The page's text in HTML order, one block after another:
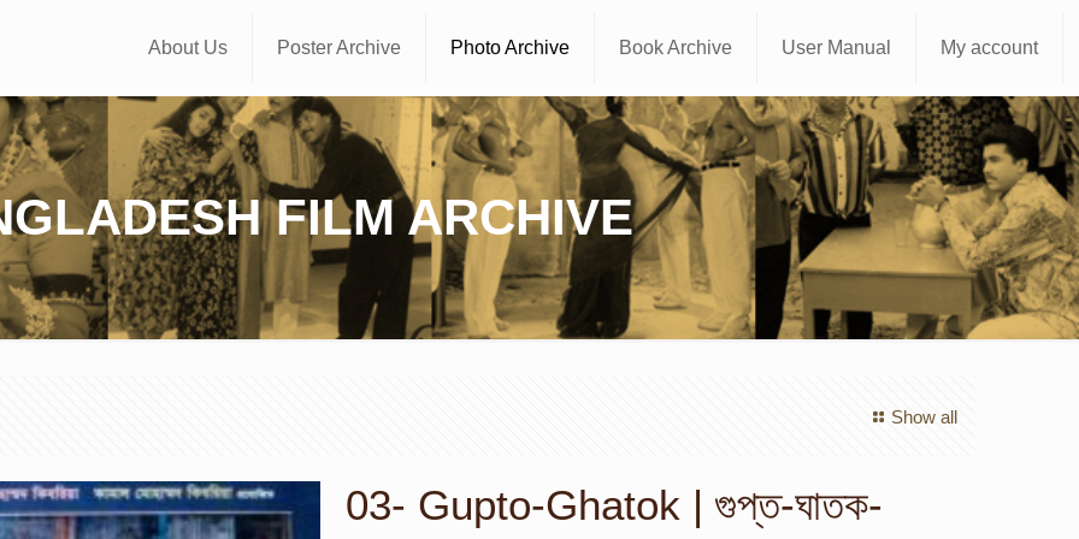
About Us Poster Archive Photo Archive Book Archive User Manual My account
FILM ARCHIVE
Show all
03- Gupto-Ghatok | গুপ্ত-ঘাতক-